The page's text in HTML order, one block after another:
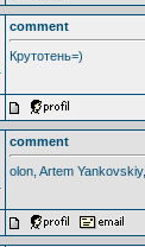
comment
Крутотень=)
comment
olon, Artem